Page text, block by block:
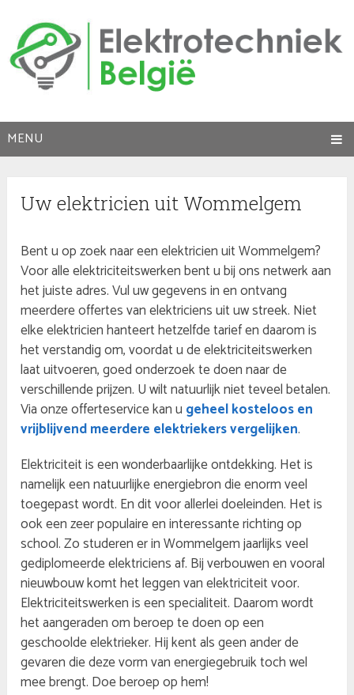
MENU
Uw elektricien uit Wommelgem
Bent u op zoek naar een elektricien uit Wommelgem?
Voor alle elektriciteitswerken bent u bij ons netwerk aan
het juiste adres. Vul uw gegevens in en ontvang
meerdere offertes van elektriciens uit uw streek. Niet
elke elektricien hanteert hetzelfde tarief en daarom is
het verstandig om, voordat u de elektriciteitswerken
laat uitvoeren, goed onderzoek te doen naar de
verschillende prijzen. U wilt natuurlijk niet teveel betalen.
Via onze offerteservice kan u geheel kosteloos en
vrijblijvend meerdere elektriekers vergelijken.
Elektriciteit is een wonderbaarlijke ontdekking. Het is
namelijk een natuurlijke energiebron die enorm veel
toegepast wordt. En dit voor allerlei doeleinden. Het is
ook een zeer populaire en interessante richting op
school. Zo studeren er in Wommelgem jaarlijks veel
gediplomeerde elektriciens af. Bij verbouwen en vooral
nieuwbouw komt het leggen van elektriciteit voor.
Elektriciteitswerken is een specialiteit. Daarom wordt
het aangeraden om beroep te doen op een
geschoolde elektrieker. Hij kent als geen ander de
gevaren die deze vorm van energiegebruik toch wel
mee brengt. Doe beroep op hem!